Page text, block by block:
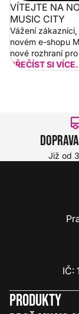
VÍTEJTE NA
MUSIC CITY
Vážení
novém e-shopu
nové rozhraní
a rychlejší.
PŘEČÍST SI
Již od
IČ:
Produkty